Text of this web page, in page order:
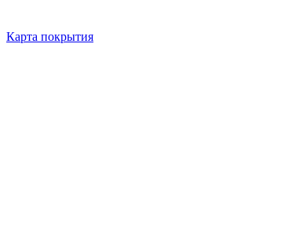
Карта покрытия